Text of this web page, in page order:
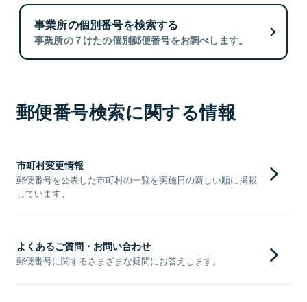
事業所の個別番号を検索する
事業所の７けたの個別郵便番号をお調べします。
郵便番号検索に関する情報
市町村変更情報
郵便番号を公表した市町村の一覧を実施日の新しい順に掲載
しています。
よくあるご質問・お問い合わせ
郵便番号に関するさまざまな疑問にお答えします。